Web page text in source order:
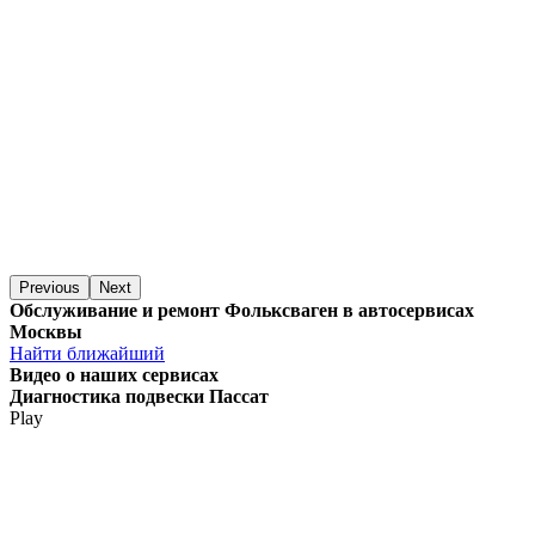
Previous Next
Обслуживание и ремонт Фольксваген в автосервисах
Москвы
Найти ближайший
Видео о наших сервисах
Диагностика подвески Пассат
Play